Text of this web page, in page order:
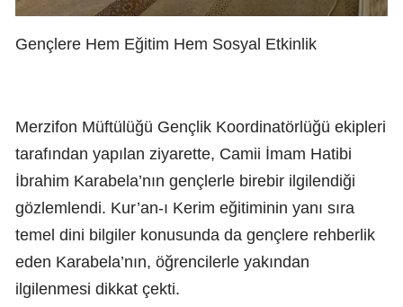
Gençlere Hem Eğitim Hem Sosyal Etkinlik
Merzifon Müftülüğü Gençlik Koordinatörlüğü ekipleri
tarafından yapılan ziyarette, Camii İmam Hatibi
İbrahim Karabela’nın gençlerle birebir ilgilendiği
gözlemlendi. Kur’an-ı Kerim eğitiminin yanı sıra
temel dini bilgiler konusunda da gençlere rehberlik
eden Karabela’nın, öğrencilerle yakından
ilgilenmesi dikkat çekti.